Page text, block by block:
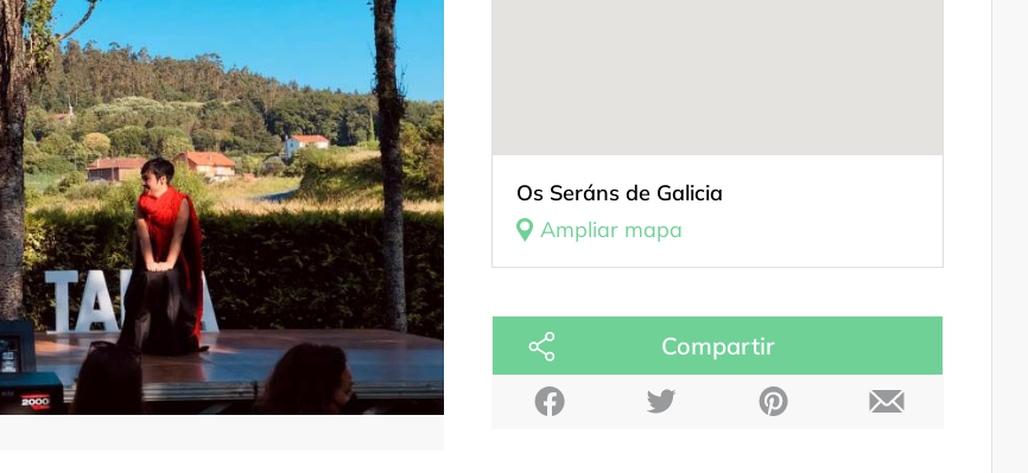
Ritualidades Sonidos del camino
Os Seráns de Galicia
Ampliar mapa
Compartir